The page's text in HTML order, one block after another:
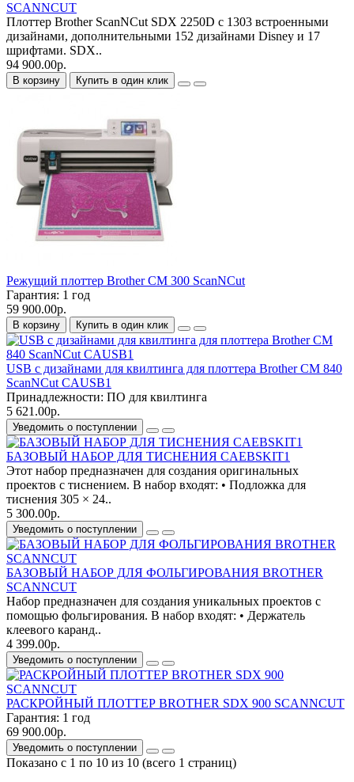
SCANNCUT
Плоттер Brother ScanNCut SDX 2250D с 1303 встроенными
дизайнами, дополнительными 152 дизайнами Disney и 17
шрифтами. SDX..
94 900.00р.
В корзину Купить в один клик
Режущий плоттер Brother CM 300 ScanNCut
Гарантия: 1 год
59 900.00р.
В корзину Купить в один клик
USB с дизайнами для квилтинга для плоттера Brother CM 840
ScanNCut CAUSB1
Принадлежности: ПО для квилтинга
5 621.00р.
Уведомить о поступлении
БАЗОВЫЙ НАБОР ДЛЯ ТИСНЕНИЯ CAEBSKIT1
Этот набор предназначен для создания оригинальных
проектов с тиснением. В набор входят: • Подложка для
тиснения 305 × 24..
5 300.00р.
Уведомить о поступлении
БАЗОВЫЙ НАБОР ДЛЯ ФОЛЬГИРОВАНИЯ BROTHER
SCANNCUT
Набор предназначен для создания уникальных проектов с
помощью фольгирования. В набор входят: • Держатель
клеевого каранд..
4 399.00р.
Уведомить о поступлении
РАСКРОЙНЫЙ ПЛОТТЕР BROTHER SDX 900 SCANNCUT
Гарантия: 1 год
69 900.00р.
Уведомить о поступлении
Показано с 1 по 10 из 10 (всего 1 страниц)